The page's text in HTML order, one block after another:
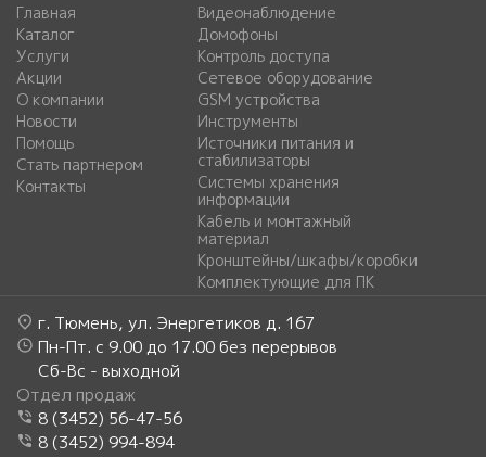
Главная
Каталог
Услуги
Акции
О компании
Новости
Помощь
Стать партнером
Контакты
Видеонаблюдение
Домофоны
Контроль доступа
Сетевое оборудование
GSM устройства
Инструменты
Источники питания и
стабилизаторы
Системы хранения
информации
Кабель и монтажный
материал
Кронштейны/шкафы/коробки
Комплектующие для ПК
г. Тюмень, ул. Энергетиков д. 167
Пн-Пт. с 9.00 до 17.00 без перерывов
Сб-Вс - выходной
Отдел продаж
8 (3452) 56-47-56
8 (3452) 994-894